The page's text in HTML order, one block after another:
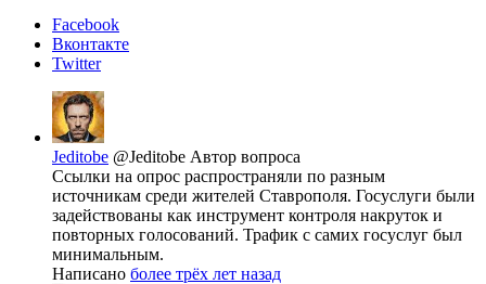
Facebook
Вконтакте
Twitter
Jeditobe @Jeditobe Автор вопроса
Ссылки на опрос распространяли по разным
источникам среди жителей Ставрополя. Госуслуги были
задействованы как инструмент контроля накруток и
повторных голосований. Трафик с самих госуслуг был
минимальным.
Написано более трёх лет назад